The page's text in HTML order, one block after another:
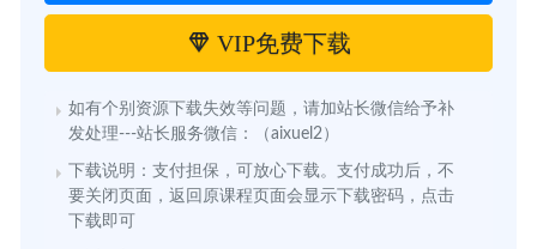
VIP免费下载
如有个别资源下载失效等问题，请加站长微信给予补
发处理---站长服务微信：（aixuel2）
下载说明：支付担保，可放心下载。支付成功后，不
要关闭页面，返回原课程页面会显示下载密码，点击
下载即可